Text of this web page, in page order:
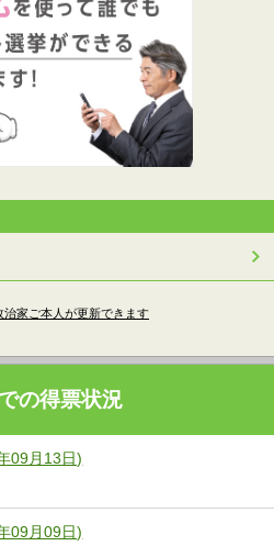
家ご本人が更新できます
の得票状況
09月13日)
09月09日)